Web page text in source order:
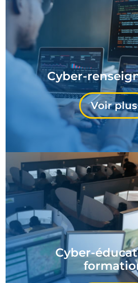
Cyber-
Voir plus
Cyber-